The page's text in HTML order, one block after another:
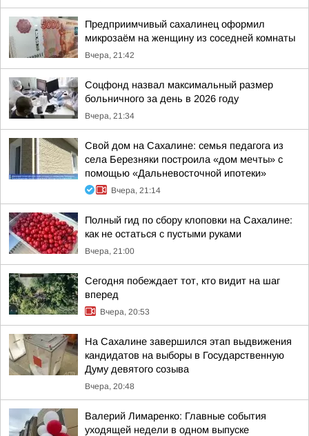
Предприимчивый сахалинец оформил
микрозаём на женщину из соседней комнаты
Вчера, 21:42
Соцфонд назвал максимальный размер
больничного за день в 2026 году
Вчера, 21:34
Свой дом на Сахалине: семья педагога из
села Березняки построила «дом мечты» с
помощью «Дальневосточной ипотеки»
Вчера, 21:14
Полный гид по сбору клоповки на Сахалине:
как не остаться с пустыми руками
Вчера, 21:00
Сегодня побеждает тот, кто видит на шаг
вперед
Вчера, 20:53
На Сахалине завершился этап выдвижения
кандидатов на выборы в Государственную
Думу девятого созыва
Вчера, 20:48
Валерий Лимаренко: Главные события
уходящей недели в одном выпуске